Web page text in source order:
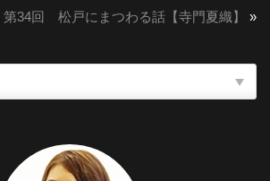
第34回 松戸にまつわる話【寺門夏織】
»